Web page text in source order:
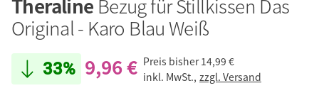
Theraline Bezug für Stillkissen Das
Original - Karo Blau Weiß
33% 9,96 € Preis bisher 14,99 €
inkl. MwSt., zzgl. Versand